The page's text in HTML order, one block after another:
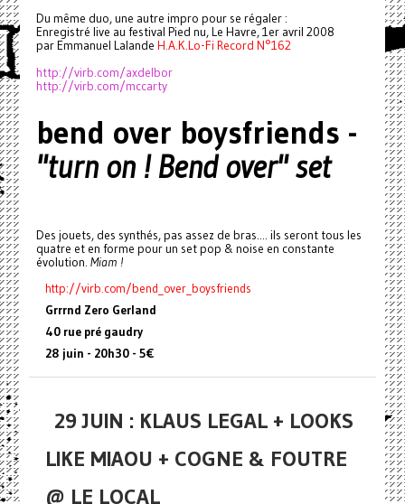
Du même duo, une autre impro pour se régaler :
Enregistré live au festival Pied nu, Le Havre, 1er avril 2008
par Emmanuel Lalande H.A.K.Lo-Fi Record N°162
http://virb.com/axdelbor
http://virb.com/mccarty
bend over boysfriends -
"turn on ! Bend over" set
Des jouets, des synthés, pas assez de bras.... ils seront tous les
quatre et en forme pour un set pop & noise en constante
évolution. Miam !
http://virb.com/bend_over_ boysfriends
Grrrnd Zero Gerland
40 rue pré gaudry
28 juin - 20h30 - 5€
29 JUIN : KLAUS LEGAL + LOOKS
LIKE MIAOU + COGNE & FOUTRE
@ LE LOCAL